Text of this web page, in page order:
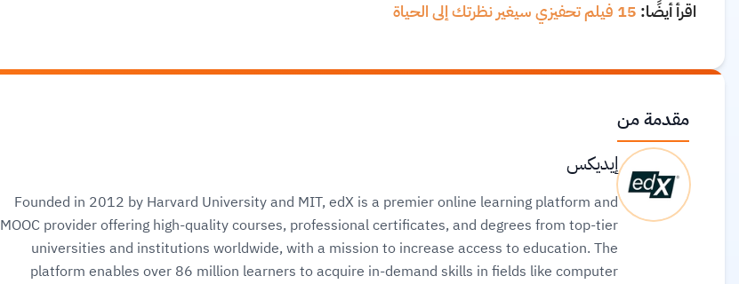
اقرأ أيضًا:
مقدمة من
إيديكس
Founded in 2012 by Harvard University and MIT, edX is a premier online learning platform and
MOOC provider offering high-quality courses, professional certificates, and degrees from top-tier
universities and institutions worldwide, with a mission to increase access to education. The
platform enables over 86 million learners to acquire in-demand skills in fields like computer